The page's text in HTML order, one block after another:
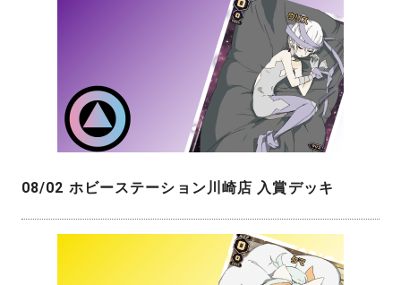
08/02 ホビーステーション川崎店 入賞デッキ